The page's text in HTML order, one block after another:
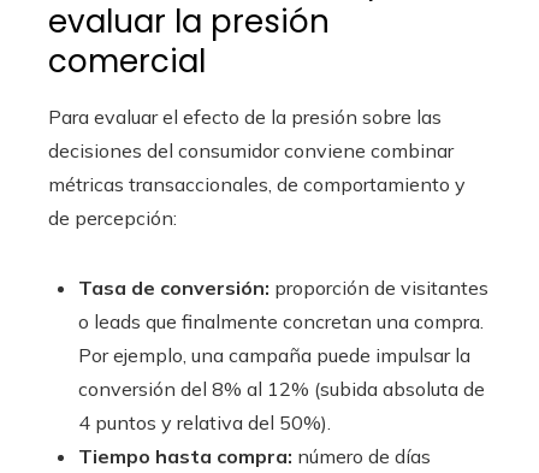
evaluar la presión
comercial
Para evaluar el efecto de la presión sobre las
decisiones del consumidor conviene combinar
métricas transaccionales, de comportamiento y
de percepción:
Tasa de conversión: proporción de visitantes
o leads que finalmente concretan una compra.
Por ejemplo, una campaña puede impulsar la
conversión del 8% al 12% (subida absoluta de
4 puntos y relativa del 50%).
Tiempo hasta compra: número de días